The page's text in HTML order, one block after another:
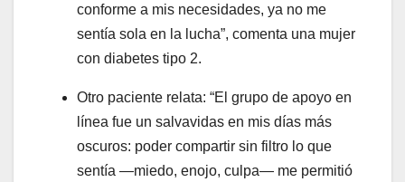
conforme a mis necesidades, ya no me
sentía sola en la lucha”, comenta una mujer
con diabetes tipo 2.
Otro paciente relata: “El grupo de apoyo en
línea fue un salvavidas en mis días más
oscuros: poder compartir sin filtro lo que
sentía —miedo, enojo, culpa— me permitió